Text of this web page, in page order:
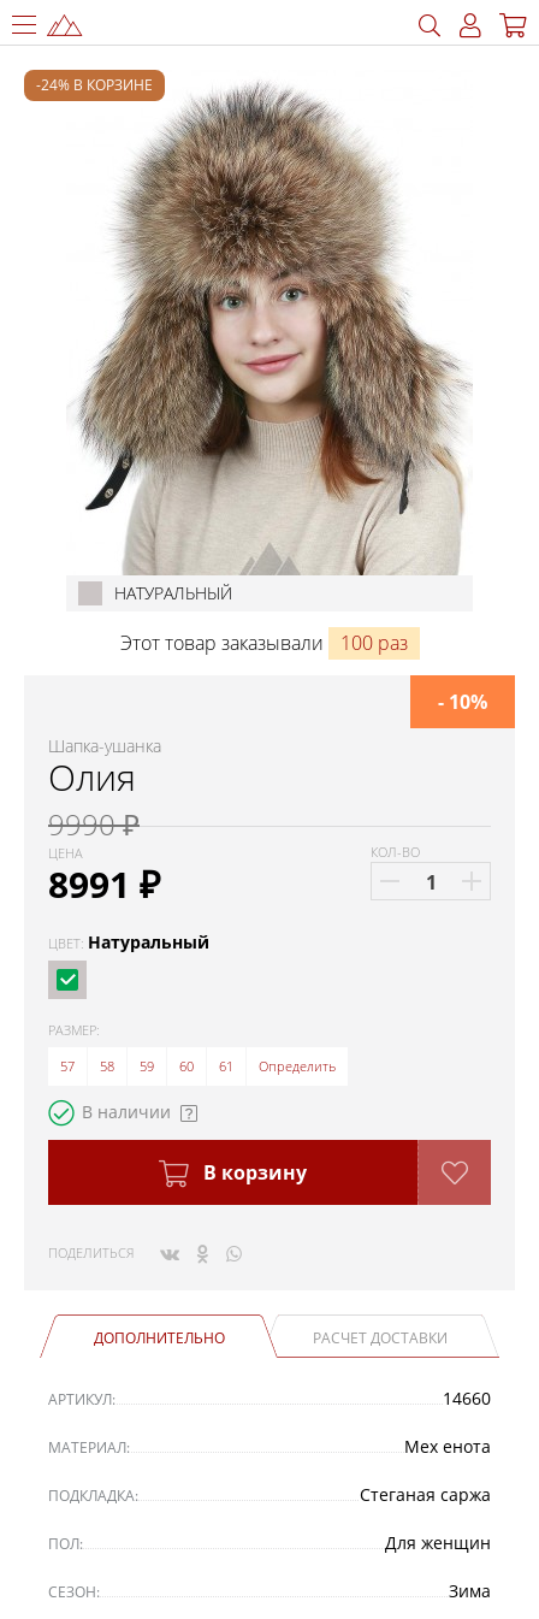
-24% В КОРЗИНЕ
НАТУРАЛЬНЫЙ
Этот товар заказывали 100 раз
Шапка-ушанка
Олия
9990 ₽
ЦЕНА
8991 ₽
- 10%
КОЛ-ВО
ЦВЕТ: Натуральный
РАЗМЕР:
57
58 59 60 61 Определить
В наличии
В корзину
ПОДЕЛИТЬСЯ
ДОПОЛНИТЕЛЬНО РАСЧЕТ ДОСТАВКИ
АРТИКУЛ: 14660
МАТЕРИАЛ: Мех енота
ПОДКЛАДКА: Стеганая саржа
ПОЛ: Для женщин
СЕЗОН: Зима